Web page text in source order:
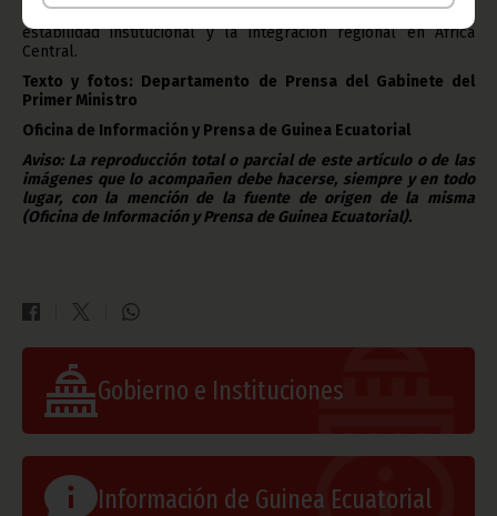
reafirma su compromiso con la consolidación de la paz, la
estabilidad institucional y la integración regional en África
Central.
Texto y fotos: Departamento de Prensa del Gabinete del
Primer Ministro
Oficina de Información y Prensa de Guinea Ecuatorial
Aviso: La reproducción total o parcial de este artículo o de las
imágenes que lo acompañen debe hacerse, siempre y en todo
lugar, con la mención de la fuente de origen de la misma
(Oficina de Información y Prensa de Guinea Ecuatorial).
Gobierno e Instituciones
Información de Guinea Ecuatorial